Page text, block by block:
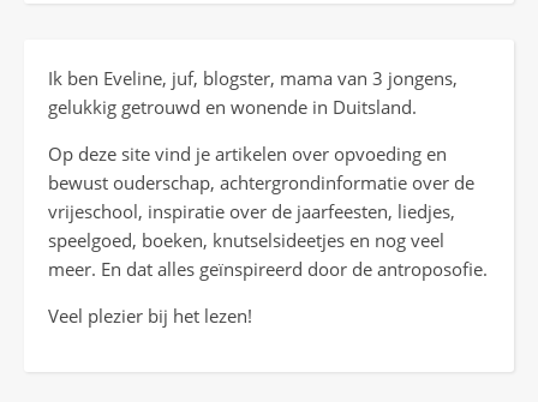
Ik ben Eveline, juf, blogster, mama van 3 jongens,
gelukkig getrouwd en wonende in Duitsland.
Op deze site vind je artikelen over opvoeding en
bewust ouderschap, achtergrondinformatie over de
vrijeschool, inspiratie over de jaarfeesten, liedjes,
speelgoed, boeken, knutselsideetjes en nog veel
meer. En dat alles geïnspireerd door de antroposofie.
Veel plezier bij het lezen!